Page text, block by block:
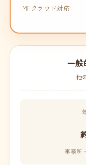
MFクラウド対応
一
他
事務所